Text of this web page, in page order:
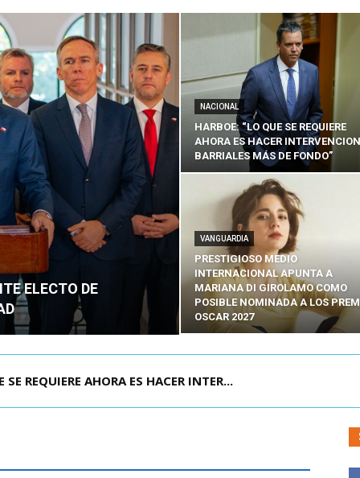
Nación
ELECTO DE
NACIONAL
HARBOE: “LO QUE SE REQUIERE
AHORA ES HACER
BARRIALES MÁS DE FONDO”
VANGUARDIA
PRESTIGIOSO MEDIO
INTERNACIONAL APUNTA A
MARIANA DI GIROLAMO COMO
POSIBLE NOMINADA A LOS
OSCAR 2027
REQUIERE AHORA ES HACER INTER...
IPC: “LA ECONOMÍA SE ESTÁ ENC...